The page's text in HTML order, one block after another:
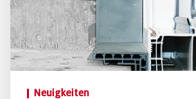
Neuigkeiten